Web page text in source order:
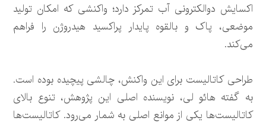
اکسایش دوالکترونی آب تمرکز دارد؛ واکنشی که امکان تولید
موضعی، پاک و بالقوه پایدار پراکسید هیدروژن را فراهم
می‌کند.
طراحی کاتالیست برای این واکنش، چالشی پیچیده بوده است.
به گفته هائو لی، نویسنده اصلی این پژوهش، تنوع بالای
کاتالیست‌ها یکی از موانع اصلی به شمار می‌رود. کاتالیست‌ها